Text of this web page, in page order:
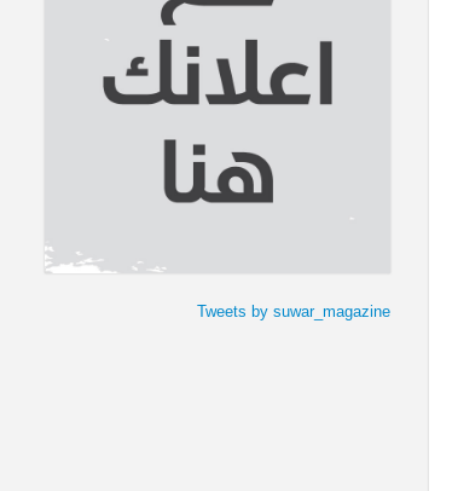
Tweets by suwar_magazine